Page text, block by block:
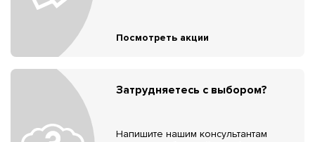
Посмотреть акции
Затрудняетесь с выбором?
Напишите нашим консультантам